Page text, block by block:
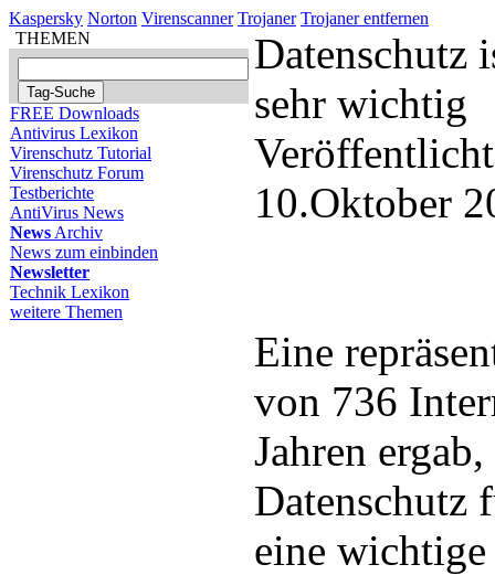
Kaspersky Norton Virenscanner Trojaner Trojaner entfernen
THEMEN
FREE Downloads
Antivirus Lexikon
Virenschutz Tutorial
Virenschutz Forum
Testberichte
AntiVirus News
News Archiv
News zum einbinden
Newsletter
Technik Lexikon
weitere Themen
Datenschutz
sehr wichtig
10.Oktober
Eine
von 736
Jahren
Datenschutz
eine